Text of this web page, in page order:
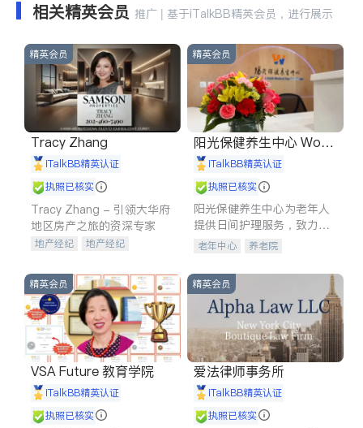
相关精英会员 推广 | 基于iTalkBB精英会员，进行展示
精英会员
Tracy Zhang
iTalkBB精英认证
执照已核实
Tracy Zhang - 引领大华府
地区房产之旅的资深专家
地产经纪
地产经纪
商铺租售
开发商建商
精英会员
阳光保健养生中心 World
shine
iTalkBB精英认证
执照已核实
阳光保健养生中心为老年人
提供日间护理服务，致力于
通过持续的护理创新来有效
老年中心 养老院
精英会员
VSA Future 教育学院
iTalkBB精英认证
执照已核实
精英会员
爱法律师事务所
iTalkBB精英认证
执照已核实